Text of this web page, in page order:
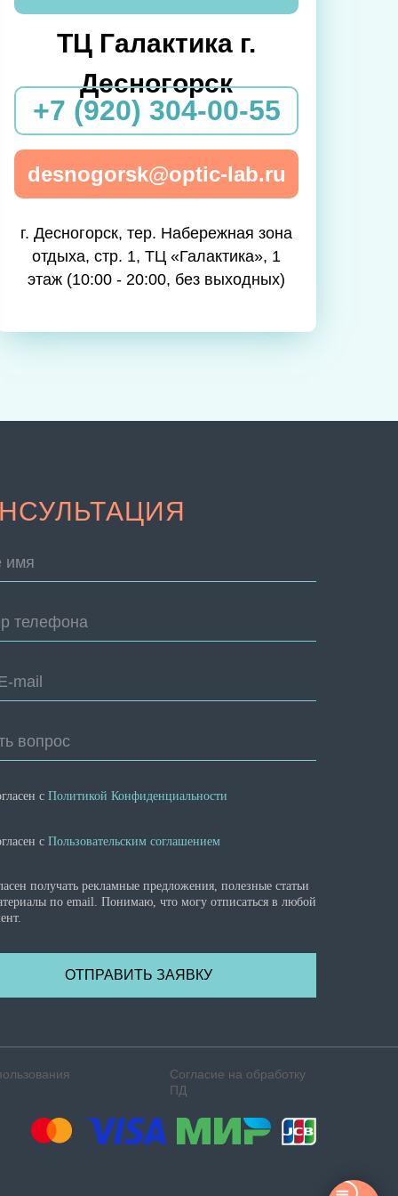
ТЦ Галактика г.
Десногорск
+7 (920) 304-00-55
desnogorsk@optic-lab.ru
г. Десногорск, тер. Набережная зона
отдыха, стр. 1, ТЦ «Галактика», 1
этаж (10:00 - 20:00, без выходных)
имя
телефона
mail
вопрос
с Политикой Конфиденциальности
с Пользовательским соглашением
получать рекламные предложения, полезные статьи
по email. Понимаю, что могу отписаться в любой
ОТПРАВИТЬ ЗАЯВКУ
Согласие на обработку
ПД